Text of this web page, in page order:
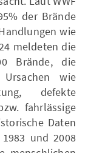
der Brände
wie
meldeten die
Brände, die
wie
defekte
fahrlässige
Daten
und 2008